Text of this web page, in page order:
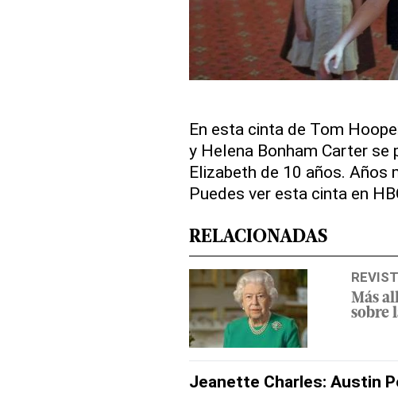
En esta cinta de Tom
y Helena Bonham Carter se
Elizabeth de 10 años. Años
Puedes ver esta cinta en
RELACIONADAS
Más
sobre
Jeanette Charles: Austin